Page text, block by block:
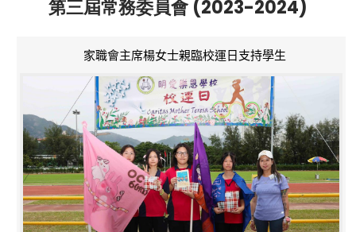
第三屆常務委員會 (2023-2024)
家職會主席楊女士親臨校運日支持學生